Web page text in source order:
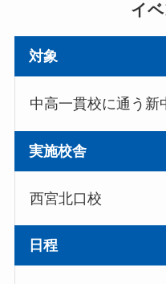
イ
対象
中高一貫校に通う新
実施校舎
西宮北口校
日程